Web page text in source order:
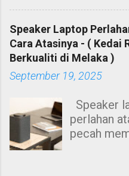
Membuat
leceh dan
software.
tekan
menyalin
menekan
Speaker Laptop
Cara Atasinya - ( Kedai
Berkualiti di Melaka )
September 19, 2025
Speaker
perlahan
pecah
atau